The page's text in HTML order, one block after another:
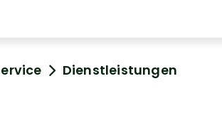
Dienstleistungen